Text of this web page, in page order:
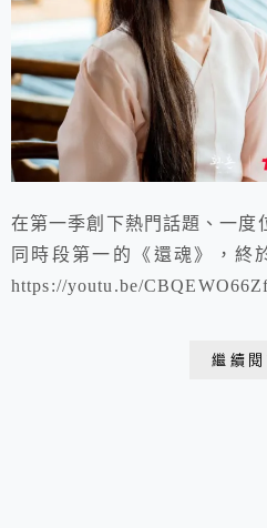
在第一季創下熱門話題、一度
同時段第一的《還魂》，終
https://youtu.be/
繼續閱